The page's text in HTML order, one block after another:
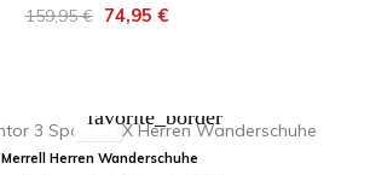
Regulärer
159,95 € Preis
74,95 €
favorite_border
Merrell Herren Wanderschuhe